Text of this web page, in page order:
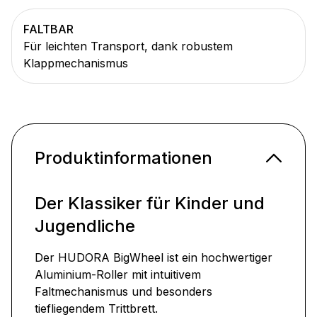
FALTBAR
Für leichten Transport, dank robustem
Klappmechanismus
Produktinformationen
Der Klassiker für Kinder und
Jugendliche
Der HUDORA BigWheel ist ein hochwertiger
Aluminium-Roller mit intuitivem
Faltmechanismus und besonders
tiefliegendem Trittbrett.